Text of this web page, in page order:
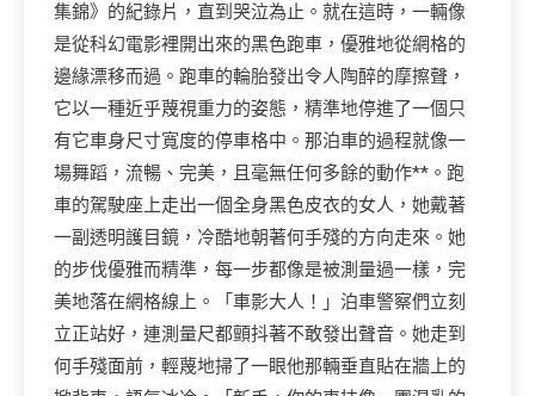
集錦》的紀錄片，直到哭泣為止。就在這時，一輛像
是從科幻電影裡開出來的黑色跑車，優雅地從網格的
邊緣漂移而過。跑車的輪胎發出令人陶醉的摩擦聲，
它以一種近乎蔑視重力的姿態，精準地停進了一個只
有它車身尺寸寬度的停車格中。那泊車的過程就像一
場舞蹈，流暢、完美，且毫無任何多餘的動作**。跑
車的駕駛座上走出一個全身黑色皮衣的女人，她戴著
一副透明護目鏡，冷酷地朝著何手殘的方向走來。她
的步伐優雅而精準，每一步都像是被測量過一樣，完
美地落在網格線上。「車影大人！」泊車警察們立刻
立正站好，連測量尺都顫抖著不敢發出聲音。她走到
何手殘面前，輕蔑地掃了一眼他那輛垂直貼在牆上的